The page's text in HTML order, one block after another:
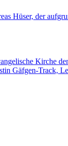
Hüser, der
Kirche
Gäfgen-Track,